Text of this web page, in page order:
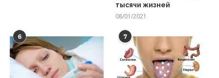
тысячи жизней
08/01/2021
6 7